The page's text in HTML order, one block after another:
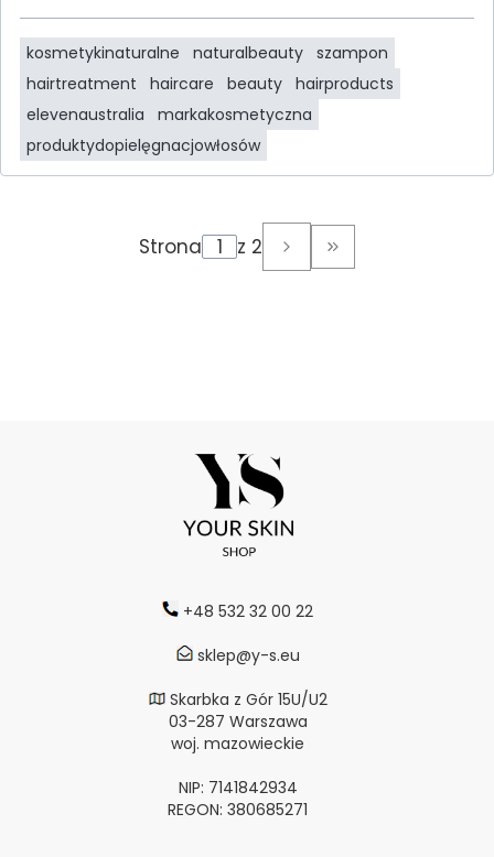
kosmetykinaturalne naturalbeauty szampon
hairtreatment
haircare beauty hairproducts
elevenaustralia
markakosmetyczna
produktydopielęgnacjowłosów
Strona z 2 Przejdź do
+48 532 32 00 22
sklep@y-s.eu
Skarbka z Gór 15U/U2
03-287 Warszawa
woj. mazowieckie
NIP: 7141842934
REGON: 380685271